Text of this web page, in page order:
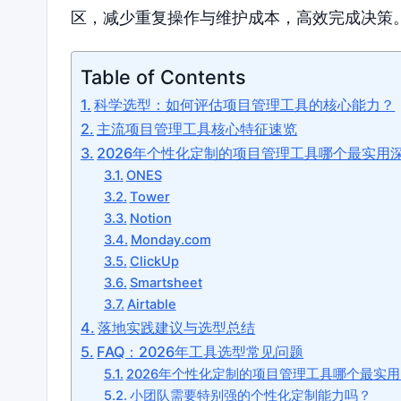
区，减少重复操作与维护成本，高效完成决策。
Table of Contents
科学选型：如何评估项目管理工具的核心能力？
主流项目管理工具核心特征速览
2026年个性化定制的项目管理工具哪个最实用
ONES
Tower
Notion
Monday.com
ClickUp
Smartsheet
Airtable
落地实践建议与选型总结
FAQ：2026年工具选型常见问题
2026年个性化定制的项目管理工具哪个最实用
小团队需要特别强的个性化定制能力吗？